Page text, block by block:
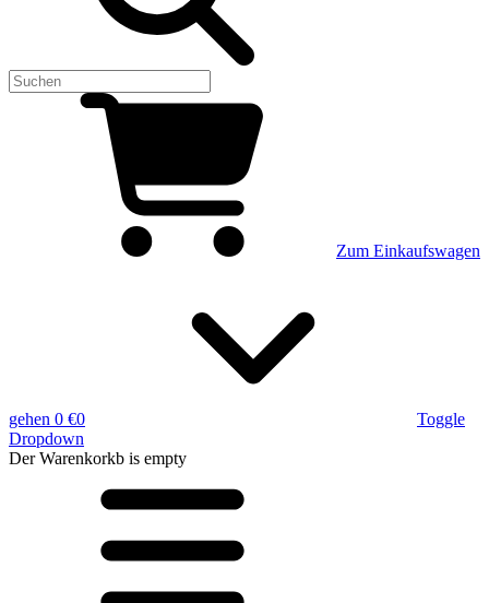
Zum Einkaufswagen
gehen 0 €0
Toggle
Dropdown
Der Warenkorkb is empty